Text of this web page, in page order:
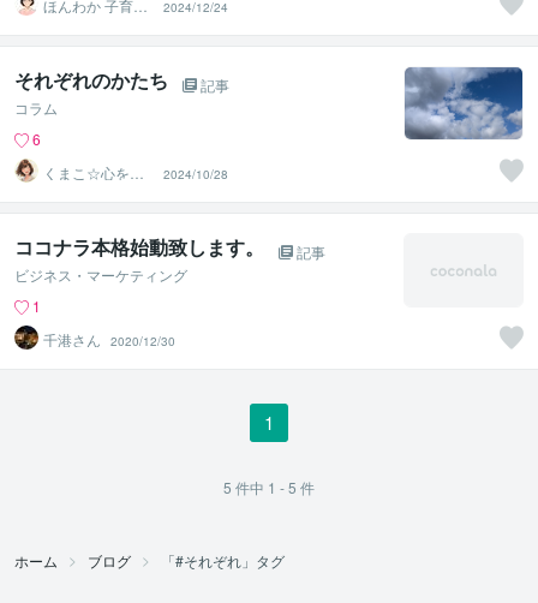
ほんわか 子育て
相談
2024/12/24
それぞれのかたち
記事
コラム
6
くまこ☆心を温
めるひだまりの
メッセージ
2024/10/28
ココナラ本格始動致します。
記事
ビジネス・マーケティング
1
千港さん
2020/12/30
1
5 件中 1 - 5 件
ホーム ブログ 「#それぞれ」タグ